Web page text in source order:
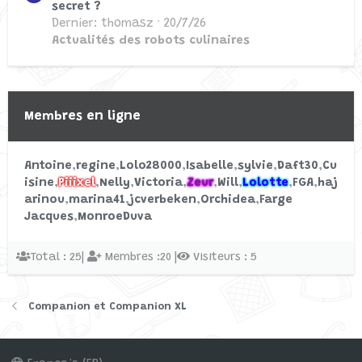
V
Actualité : Cecotec renforce sa
10/12/21
Réponses: 0
Discussions libres
secret ?
Dernier: thomasz
20/7/26
Actualités des robots culinaires
Membres en ligne
Antoine regine Lolo28000 Isabelle sylvie Daft30 Cu
isine Piiixel Nelly Victoria Zeur Will Lolotte FGA haj
arinou marina41 jcverbeken Orchidea Farge
Jacques MonroeDuva
Total : 25| Membres :20 | Visiteurs : 5
Companion et Companion XL